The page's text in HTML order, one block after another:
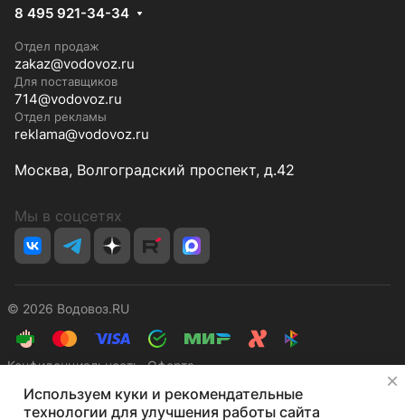
8 495 921-34-34
Отдел продаж
zakaz@vodovoz.ru
Для поставщиков
714@vodovoz.ru
Отдел рекламы
reklama@vodovoz.ru
Москва, Волгоградский проспект, д.42
Мы в соцсетях
© 2026 Водовоз.RU
КонфиденциальностьОферта
Используем куки и рекомендательные
технологии для улучшения работы сайта